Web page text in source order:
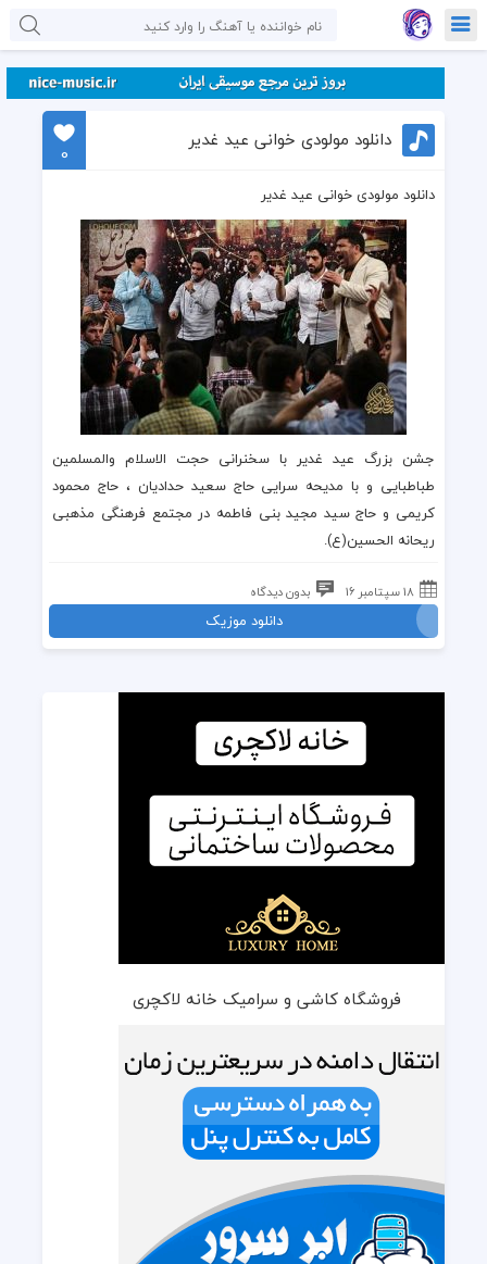
دانلود مولودی خوانی عید غدیر
0
دانلود مولودی خوانی عید غدیر
جشن بزرگ عید غدیر با سخنرانی حجت الاسلام والمسلمین
طباطبایی و با مدیحه سراییحاج سعید حدادیان ، حاج محمود
کریمی و حاج سید مجید بنی فاطمه در مجتمع فرهنگی مذهبی
ریحانه الحسین(ع).
18 سپتامبر 16 بدون دیدگاه
دانلود موزیک
فروشگاه کاشی و سرامیک خانه لاکچری